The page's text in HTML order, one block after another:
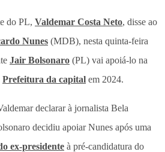
do PL, Valdemar Costa Neto, disse ao
Nunes (MDB), nesta quinta-feira
Jair Bolsonaro (PL) vai apoiá-lo na
Prefeitura da capital em 2024.
declarar à jornalista Bela
decidiu apoiar Nunes após uma
ex-presidente à pré-candidatura do